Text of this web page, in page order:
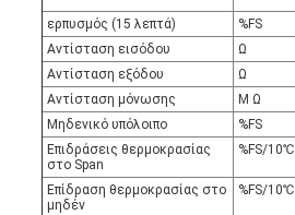
ερπυσμός (15 λεπτά)
%FS
Αντίσταση εισόδου
Ω
Αντίσταση εξόδου
Ω
Αντίσταση μόνωσης
Μ Ω
Μηδενικό υπόλοιπο
%FS
Επιδράσεις θερμοκρασίας
στο Span
%FS/10℃
Επίδραση θερμοκρασίας στο
μηδέν
%FS/10℃